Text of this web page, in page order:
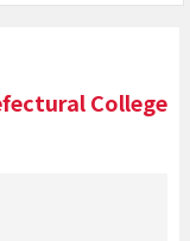
内、アクセスなど外国
ください。
College